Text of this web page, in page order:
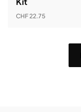
CHF 22.75